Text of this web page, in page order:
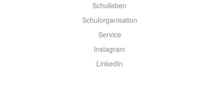
Schulleben
Schulorganisation
Service
Instagram
LinkedIn